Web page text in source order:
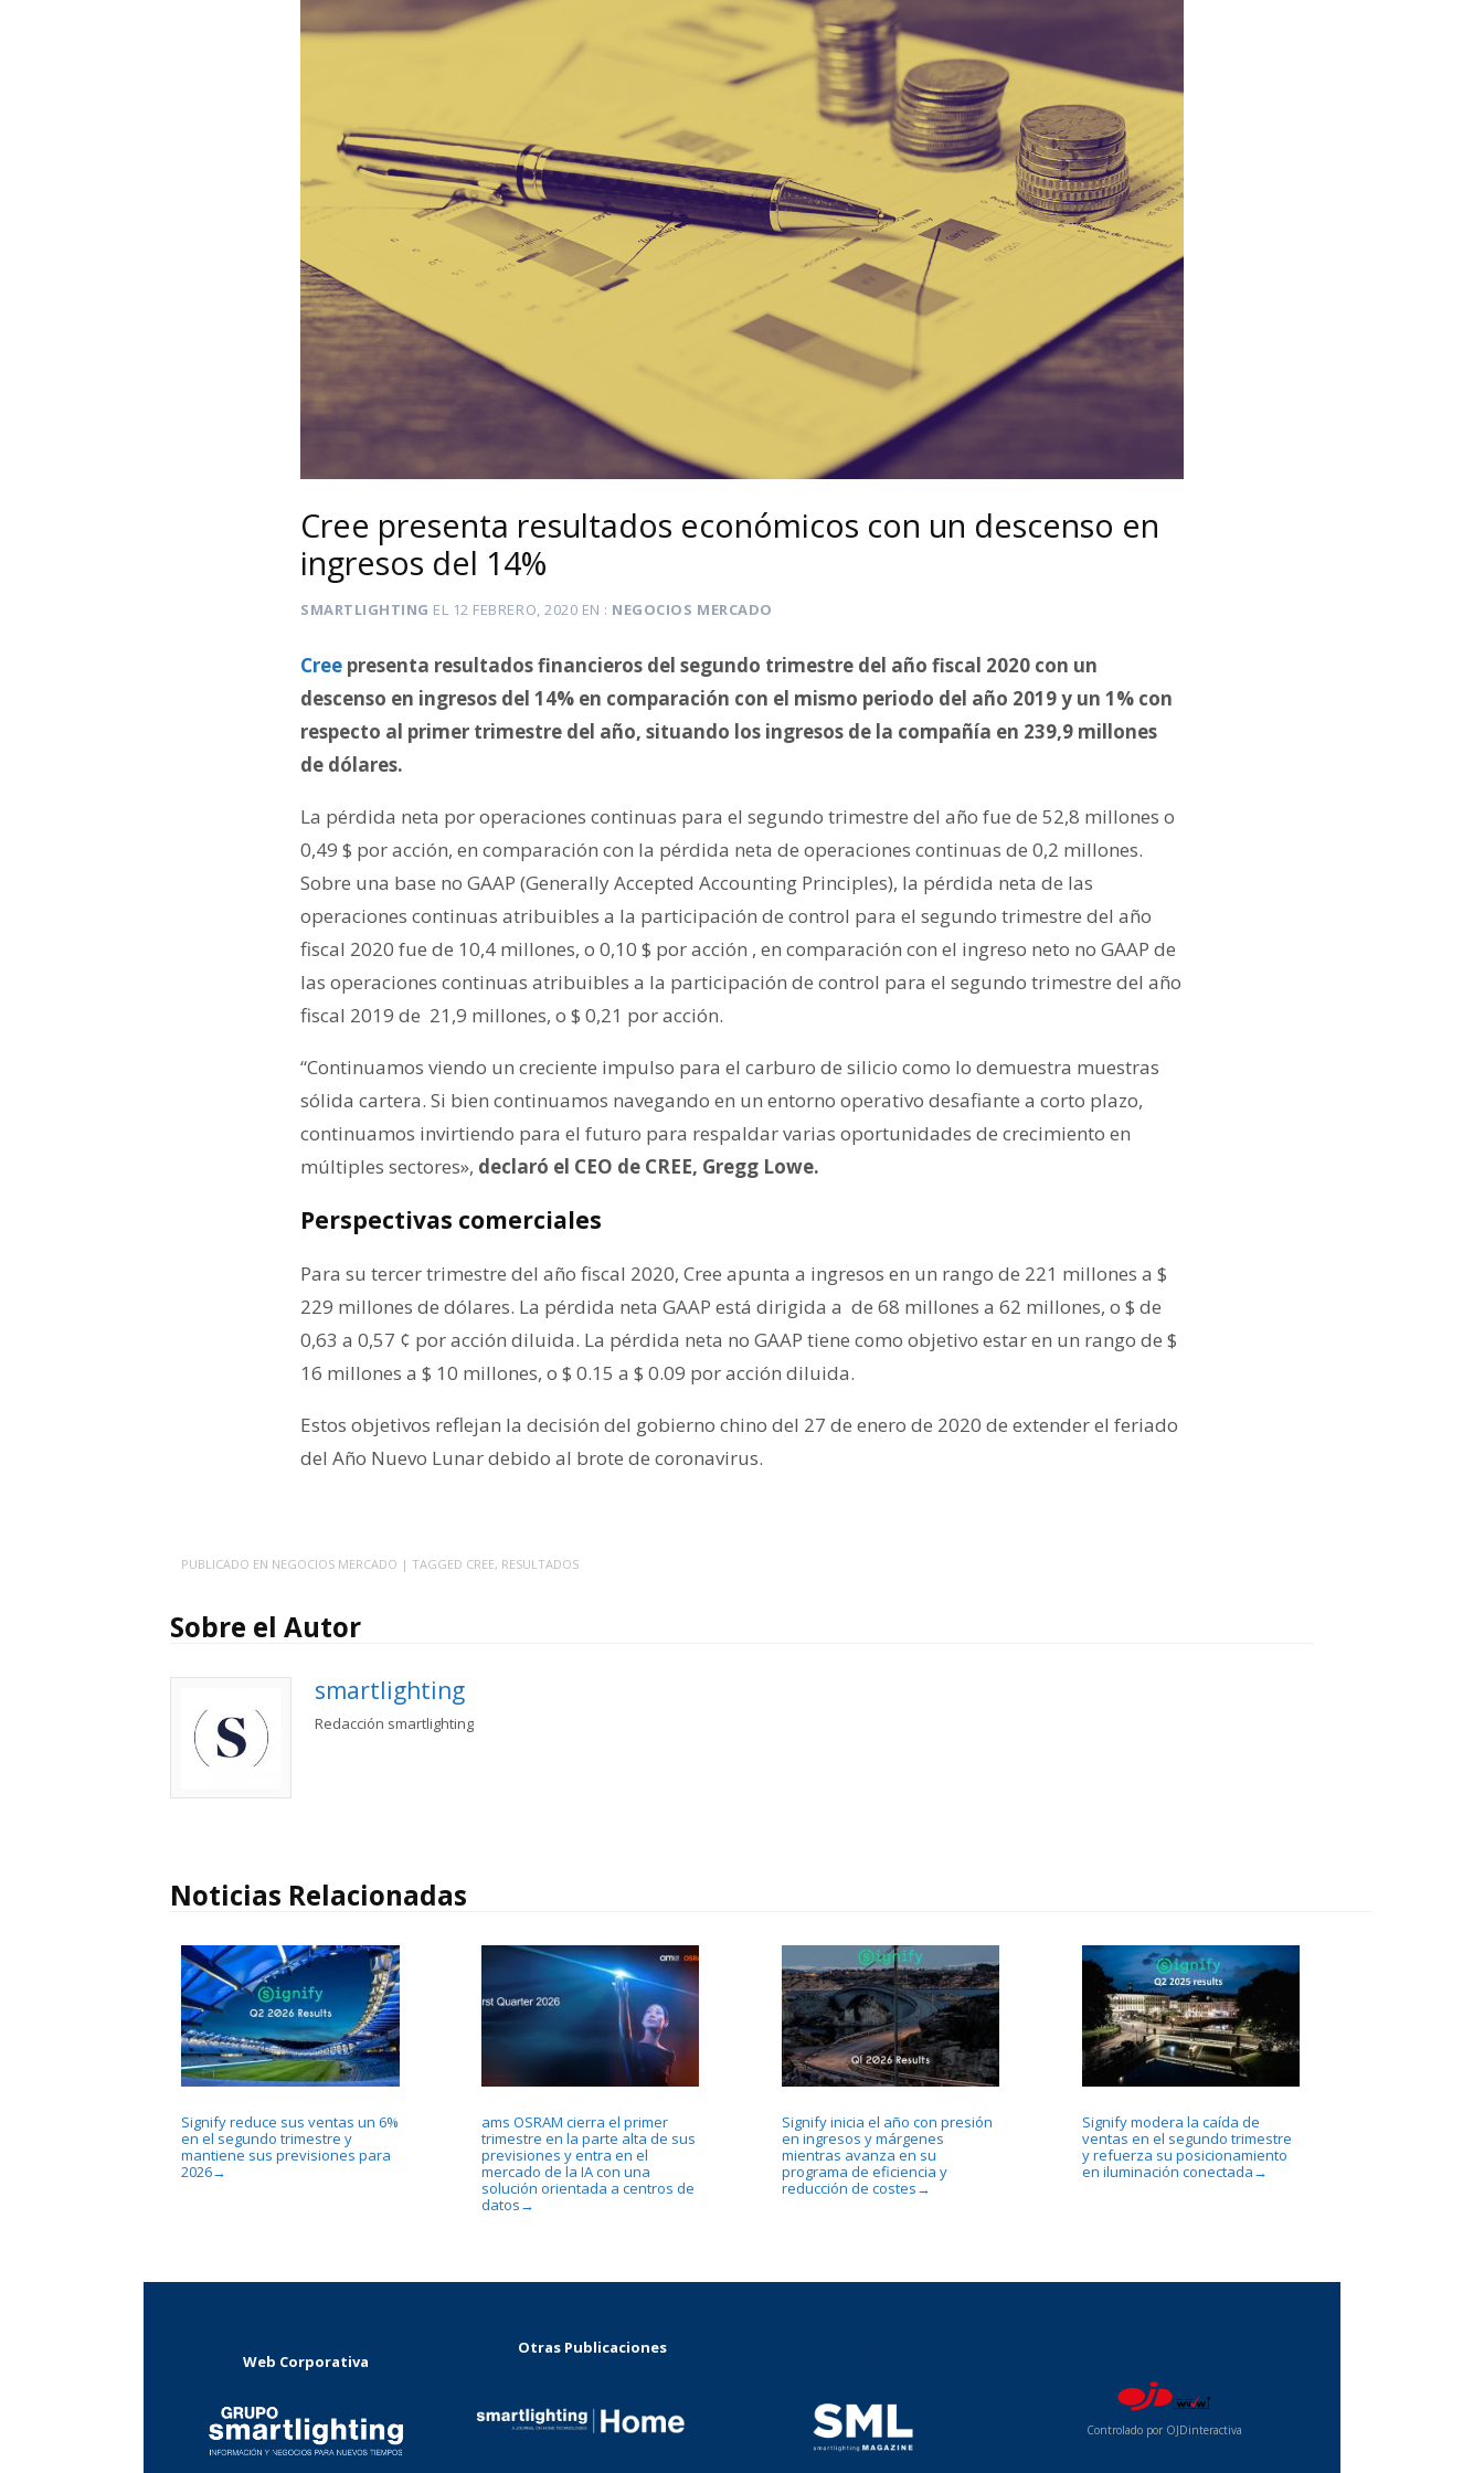
Cree presenta resultados económicos con un descenso en
ingresos del 14%
SMARTLIGHTING EL 12 FEBRERO, 2020 EN NEGOCIOS MERCADO
Cree presenta resultados financieros del segundo trimestre del año fiscal 2020 con un
descenso en ingresos del 14% en comparación con el mismo periodo del año 2019 y un 1% con
respecto al primer trimestre del año, situando los ingresos de la compañía en 239,9 millones
de dólares.
La pérdida neta por operaciones continuas para el segundo trimestre del año fue de 52,8 millones o
0,49 $ por acción, en comparación con la pérdida neta de operaciones continuas de 0,2 millones.
Sobre una base no GAAP (Generally Accepted Accounting Principles), la pérdida neta de las
operaciones continuas atribuibles a la participación de control para el segundo trimestre del año
fiscal 2020 fue de 10,4 millones, o 0,10 $ por acción , en comparación con el ingreso neto no GAAP de
las operaciones continuas atribuibles a la participación de control para el segundo trimestre del año
fiscal 2019 de 21,9 millones, o $ 0,21 por acción.
“Continuamos viendo un creciente impulso para el carburo de silicio como lo demuestra muestras
sólida cartera. Si bien continuamos navegando en un entorno operativo desafiante a corto plazo,
continuamos invirtiendo para el futuro para respaldar varias oportunidades de crecimiento en
múltiples sectores», declaró el CEO de CREE, Gregg Lowe.
Perspectivas comerciales
Para su tercer trimestre del año fiscal 2020, Cree apunta a ingresos en un rango de 221 millones a $
229 millones de dólares. La pérdida neta GAAP está dirigida a de 68 millones a 62 millones, o $ de
0,63 a 0,57 ¢ por acción diluida. La pérdida neta no GAAP tiene como objetivo estar en un rango de $
16 millones a $ 10 millones, o $ 0.15 a $ 0.09 por acción diluida.
Estos objetivos reflejan la decisión del gobierno chino del 27 de enero de 2020 de extender el feriado
del Año Nuevo Lunar debido al brote de coronavirus.
PUBLICADO EN NEGOCIOS MERCADO | TAGGED CREE, RESULTADOS
Sobre el Autor
smartlighting
Redacción smartlighting
Noticias Relacionadas
Signify reduce sus ventas un 6%
en el segundo trimestre y
mantiene sus previsiones para
2026→
ams OSRAM cierra el primer
trimestre en la parte alta de sus
previsiones y entra en el
mercado de la IA con una
solución orientada a centros de
datos →
Signify inicia el año con presión
en ingresos y márgenes
mientras avanza en su
programa de eficiencia y
reducción de costes →
Signify modera la caída de
ventas en el segundo trimestre
y refuerza su posicionamiento
en iluminación conectada →
Web Corporativa
Otras Publicaciones
Controlado por OJDinteractiva